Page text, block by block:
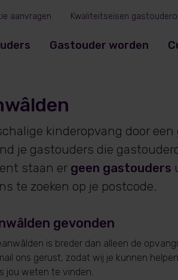
Gastouder worden
aanvragen Kwaliteitseisen
kinderopvang door een
je gastouders die
staan er geen gastouders
te zoeken op je postcode.
gevonden
is breder dan alleen de
ons gerust, zodat wij je kunnen
jou weten te vinden.